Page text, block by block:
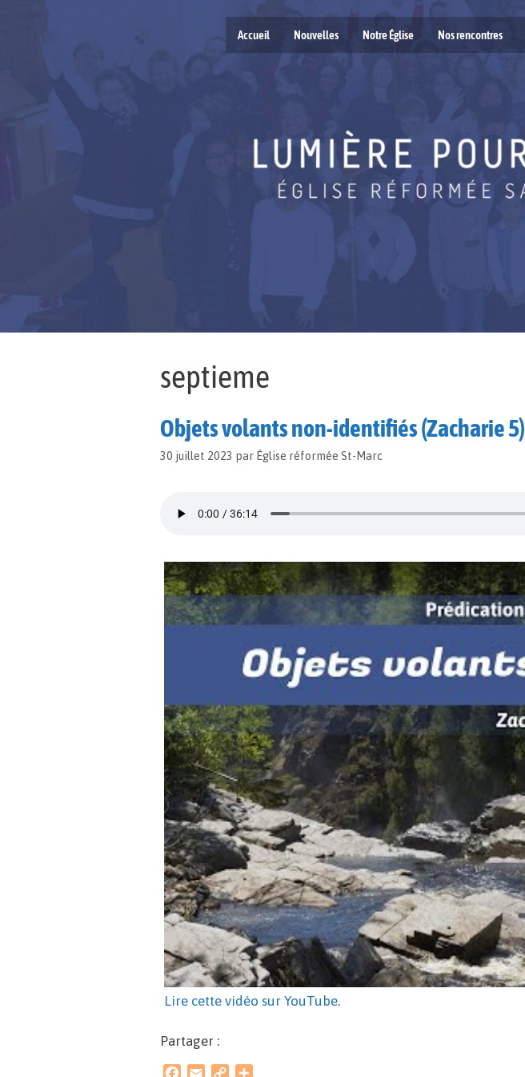
Accueil Nouvelles Notre Église Nos rencontres
septieme
Objets volants non-identifiés (Zacharie 5)
30 juillet 2023 par Église réformée St-Marc
Lire cette vidéo sur YouTube.
Partager :